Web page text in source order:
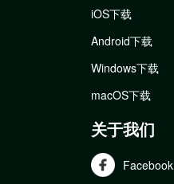
iOS下载
Android下载
Windows下载
macOS下载
关于我们
Facebook